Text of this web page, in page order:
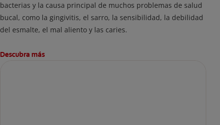
bacterias y la causa principal de muchos problemas de salud
bucal, como la gingivitis, el sarro, la sensibilidad, la debilidad
del esmalte, el mal aliento y las caries.
Descubra más